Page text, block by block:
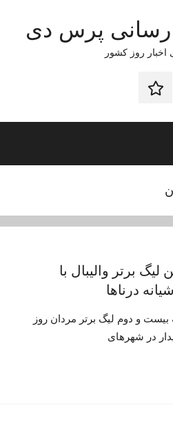
رسانی پرس دی
روز کشور
صفحه
برتر والیبال با
درناها
بیست و دوم لیگ برتر مردان روز
در شهرهای